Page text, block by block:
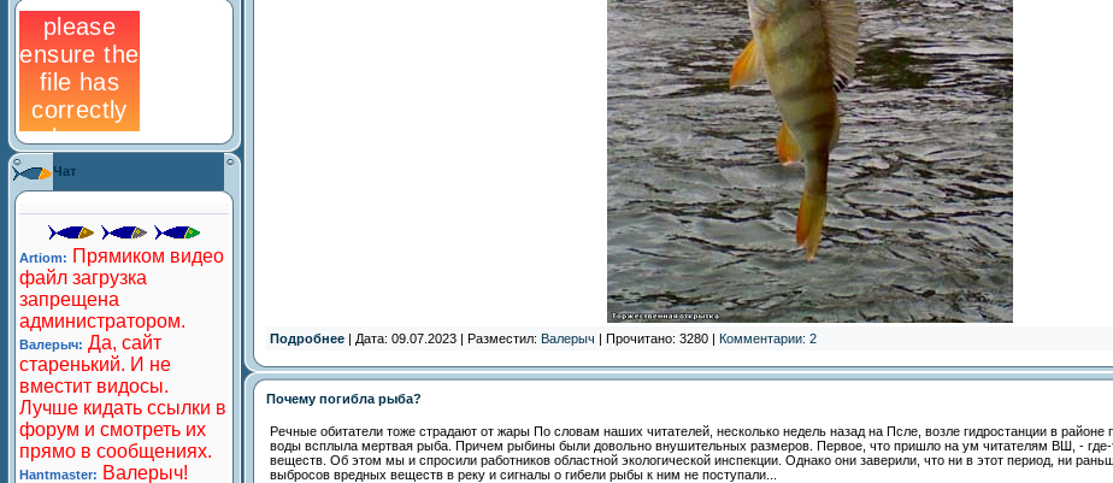
Чат
Подробнее | Дата: 09.07.2023 | Разместил: Валерыч | Прочитано: 3280 | Комментарии: 2
Почему погибла рыба?
Речные обитатели тоже страдают от жары По словам наших читателей, несколько недель назад на Псле, возле гидростанции в районе
воды всплыла мертвая рыба. Причем рыбины были довольно внушительных размеров. Первое, что пришло на ум читателям ВШ, -
веществ. Об этом мы и спросили работников областной экологической инспекции. Однако они заверили, что ни в этот период, ни
выбросов вредных веществ в реку и сигналы о гибели рыбы к ним не поступали...